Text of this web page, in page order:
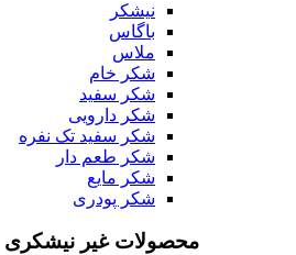
نیشکر
باگاس
ملاس
شکر خام
شکر سفید
شکر دارویی
شکر سفید تک نفره
شکر طعم دار
شکر مایع
شکر پودری
محصولات غیر نیشکری